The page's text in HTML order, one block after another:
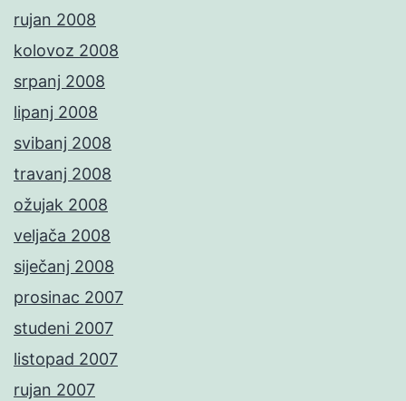
rujan 2008
kolovoz 2008
srpanj 2008
lipanj 2008
svibanj 2008
travanj 2008
ožujak 2008
veljača 2008
siječanj 2008
prosinac 2007
studeni 2007
listopad 2007
rujan 2007